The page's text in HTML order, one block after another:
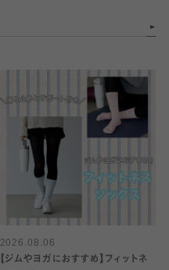
2026.08.06
【ジムやヨガにおすすめ】フィットネ